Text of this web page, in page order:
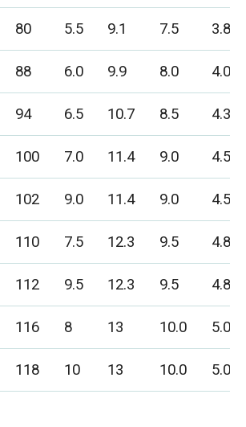
80 5.5 9.1 7.5
3.8
88 6.0 9.9 8.0
4.0
94 6.5 10.7 8.5
4.3
100 7.0 11.4 9.0
4.5
102 9.0 11.4 9.0
4.5
110 7.5 12.3 9.5
4.8
112 9.5 12.3 9.5
4.8
116 8 13 10.0
5.0
118 10 13 10.0 5.0